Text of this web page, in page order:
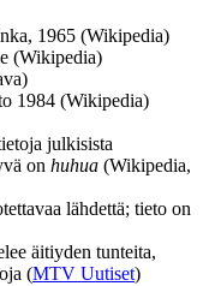
1965 (Wikipedia)
(Wikipedia)
1984 (Wikipedia)
julkisista
on huhua (Wikipedia,
lähdettä; tieto on
äitiyden tunteita,
(MTV Uutiset)